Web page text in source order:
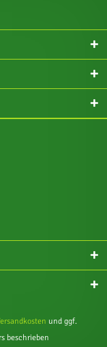
und ggf.
beschrieben